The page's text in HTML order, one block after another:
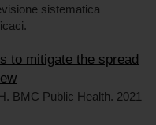
sistematica
to mitigate the spread
BMC Public Health. 2021